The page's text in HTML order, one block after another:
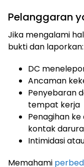
Pelanggaran
Jika mengalami
bukti dan laporkan:
DC
Ancaman
Penyebaran
tempat kerja
Penagihan
kontak
Intimidasi
Memahami